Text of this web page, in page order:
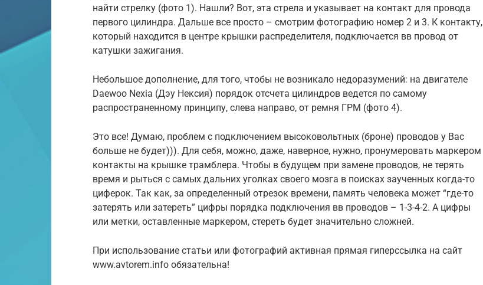
найти стрелку (фото 1). Нашли? Вот, эта стрела и указывает на контакт для провода
первого цилиндра. Дальше все просто – смотрим фотографию номер 2 и 3. К контакту,
который находится в центре крышки распределителя, подключается вв провод от
катушки зажигания.
Небольшое дополнение, для того, чтобы не возникало недоразумений: на двигателе
Daewoo Nexia (Дэу Нексия) порядок отсчета цилиндров ведется по самому
распространенному принципу, слева направо, от ремня ГРМ (фото 4).
Это все! Думаю, проблем с подключением высоковольтных (броне) проводов у Вас
больше не будет))). Для себя, можно, даже, наверное, нужно, пронумеровать маркером
контакты на крышке трамблера. Чтобы в будущем при замене проводов, не терять
время и рыться с самых дальних уголках своего мозга в поисках заученных когда-то
циферок. Так как, за определенный отрезок времени, память человека может “где-то
затерять или затереть” цифры порядка подключения вв проводов – 1-3-4-2. А цифры
или метки, оставленные маркером, стереть будет значительно сложней.
При использование статьи или фотографий активная прямая гиперссылка на сайт
www.avtorem.info обязательна!